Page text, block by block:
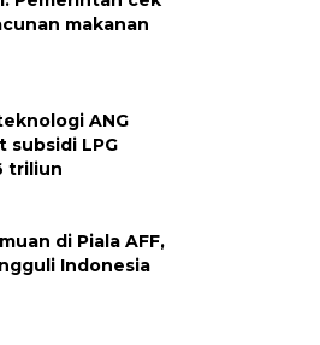
makanan
ANG
subsidi LPG
triliun
di Piala AFF,
Indonesia